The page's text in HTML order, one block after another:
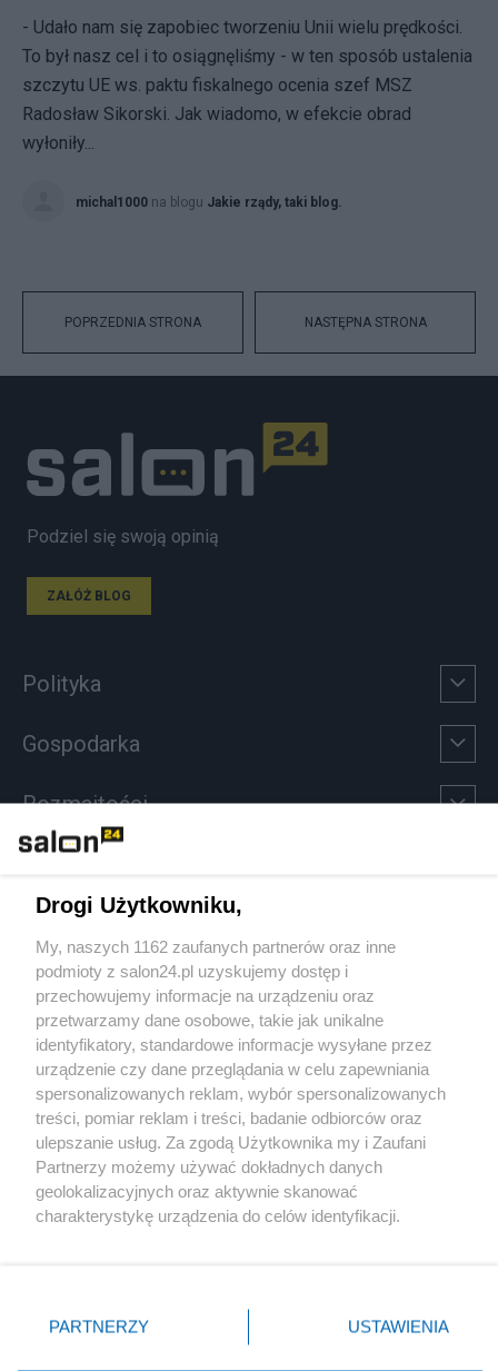
- Udało nam się zapobiec tworzeniu Unii wielu prędkości.
To był nasz cel i to osiągnęliśmy - w ten sposób ustalenia
szczytu UE ws. paktu fiskalnego ocenia szef MSZ
Radosław Sikorski. Jak wiadomo, w efekcie obrad
wyłoniły...
michal1000 na blogu Jakie rządy, taki blog.
POPRZEDNIA STRONA NASTĘPNA STRONA
Podziel się swoją opinią
ZAŁÓŻ BLOG
Polityka
Gospodarka
Rozmaitości
Sport
Społeczeństwo
Kultura
X Facebook Instagram Youtube
Drogi Użytkowniku,
My, naszych 1162 zaufanych partnerów oraz inne
podmioty z salon24.pl uzyskujemy dostęp i
przechowujemy informacje na urządzeniu oraz
przetwarzamy dane osobowe, takie jak unikalne
identyfikatory, standardowe informacje wysyłane przez
urządzenie czy dane przeglądania w celu zapewniania
spersonalizowanych reklam, wybór spersonalizowanych
treści, pomiar reklam i treści, badanie odbiorców oraz
ulepszanie usług. Za zgodą Użytkownika my i Zaufani
Partnerzy możemy używać dokładnych danych
geolokalizacyjnych oraz aktywnie skanować
charakterystykę urządzenia do celów identyfikacji.
zmienić/wycofać klikając przycisk ustawień prywatności
znajdujący się w lewym dolnym rogu strony
rodzaje przetwarzania danych nie wymagają zgody
PARTNERZY USTAWIENIA